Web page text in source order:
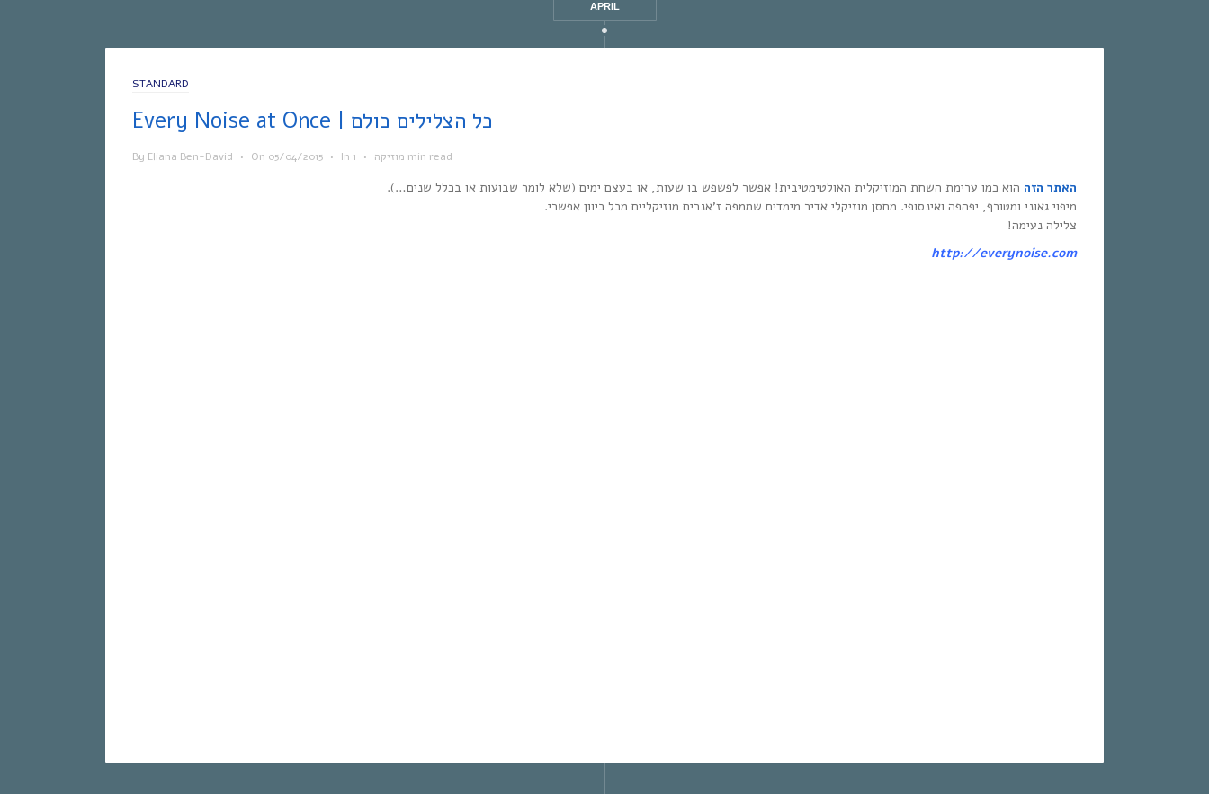
APRIL
STANDARD
Every Noise at Once | כל הצלילים כולם
By Eliana Ben-David • On 05/04/2015 • In מוזיקה • 1 min read
האתר הזה הוא כמו ערימת השחת המוזיקלית האולטימטיבית! אפשר לפשפש בו שעות, או בעצם ימים (שלא לומר שבועות או בכלל שנים…).
מיפוי גאוני ומטורף, יפהפה ואינסופי. מחסן מוזיקלי אדיר מימדים שממפה ז’אנרים מוזיקליים מכל כיוון אפשרי.
צלילה נעימה!
http://everynoise.com